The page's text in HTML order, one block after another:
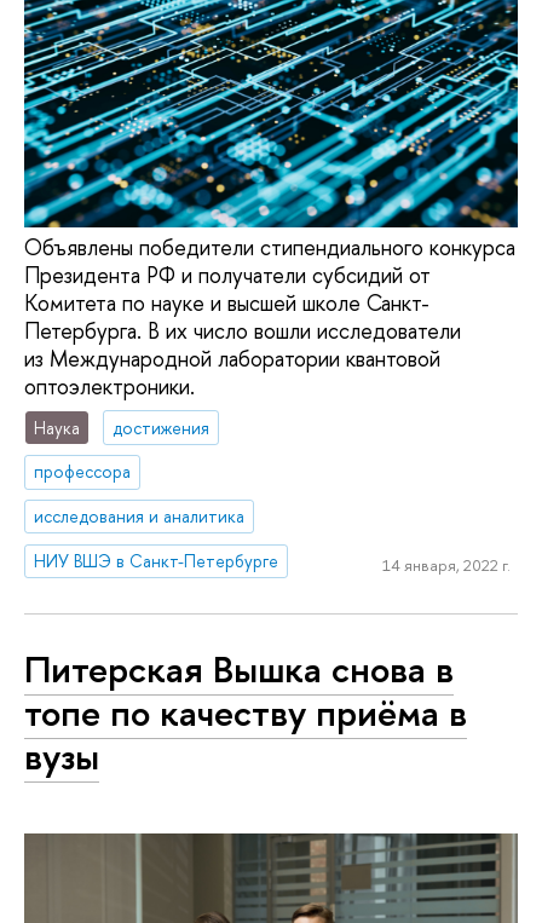
Объявлены победители стипендиального конкурса
Президента РФ и получатели субсидий от
Комитета по науке и высшей школе Санкт-
Петербурга. В их число вошли исследователи
из Международной лаборатории квантовой
оптоэлектроники.
Наука
достижения
профессора
исследования и аналитика
НИУ ВШЭ в Санкт-Петербурге
14 января, 2022 г.
Питерская Вышка снова в
топе по качеству приёма в
вузы